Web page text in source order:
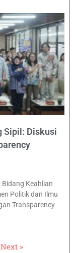
Sipil: Diskusi
Keahlian
Politik dan Ilmu
Transparency
Next »